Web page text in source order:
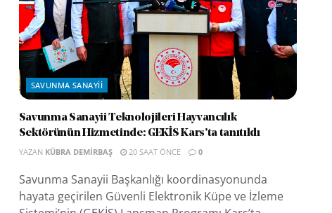
SAVUNMA SANAYII
Savunma Sanayii Teknolojileri Hayvancılık
Sektörünün Hizmetinde: GEKİS Kars’ta tanıtıldı
YAZAN KÜBRA DEMIRBAŞ 20 SAAT ÖNCE 0
Savunma Sanayii Başkanlığı koordinasyonunda
hayata geçirilen Güvenli Elektronik Küpe ve İzleme